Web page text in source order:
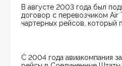
В августе 2003 года был
договор с перевозчиком Air
чартерных рейсов, который
С 2004 года авиакомпания